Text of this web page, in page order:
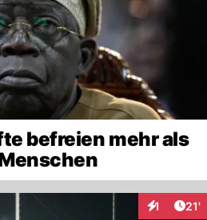
befreien mehr als
1 21'